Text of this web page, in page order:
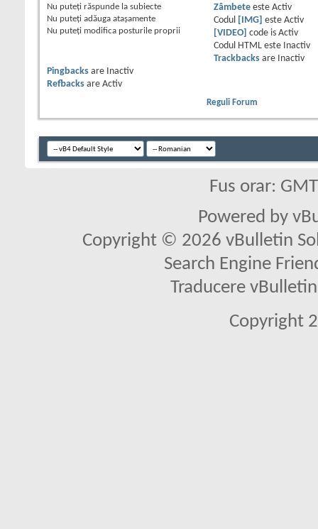
Nu puteţi răspunde la subiecte
Nu puteţi adăuga ataşamente
Nu puteţi modifica posturile proprii
Zâmbeteeste Activ
Codul
[IMG] este Activ
[VIDEO] code is Activ
Codul HTML este
Inactiv
Trackbacksare
Inactiv
Pingbacks are
Inactiv
Refbacks are Activ
Reguli Forum
Fus orar:
Powered by
Copyright © 2026 vBulletin
Search Engine
Traducere
Copyright